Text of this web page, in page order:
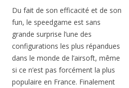
Du fait de son efficacité et de son
fun, le speedgame est sans
grande surprise l’une des
configurations les plus répandues
dans le monde de l’airsoft, même
si ce n’est pas forcément la plus
populaire en France. Finalement